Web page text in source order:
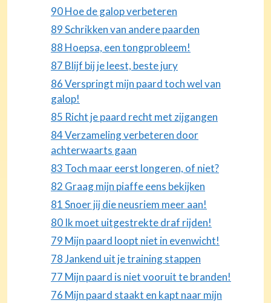
90 Hoe de galop verbeteren
89 Schrikken van andere paarden
88 Hoepsa, een tongprobleem!
87 Blijf bij je leest, beste jury
86 Verspringt mijn paard toch wel van
galop!
85 Richt je paard recht met zijgangen
84 Verzameling verbeteren door
achterwaarts gaan
83 Toch maar eerst longeren, of niet?
82 Graag mijn piaffe eens bekijken
81 Snoer jij die neusriem meer aan!
80 Ik moet uitgestrekte draf rijden!
79 Mijn paard loopt niet in evenwicht!
78 Jankend uit je training stappen
77 Mijn paard is niet vooruit te branden!
76 Mijn paard staakt en kapt naar mijn